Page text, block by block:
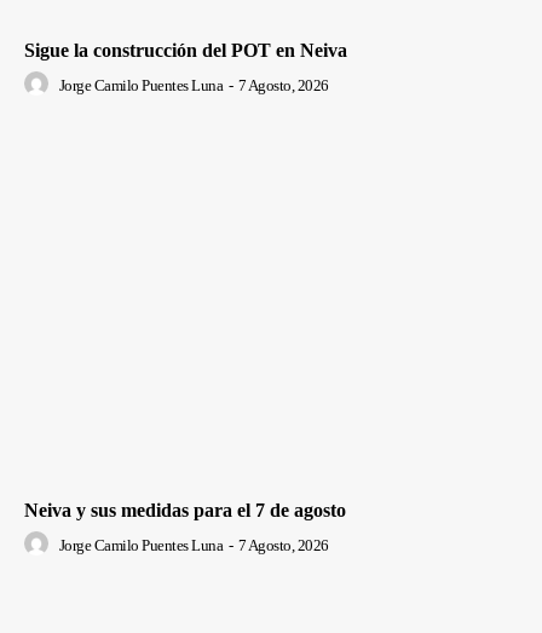
Sigue la construcción del POT en Neiva
Jorge Camilo Puentes Luna - 7 Agosto, 2026
Neiva y sus medidas para el 7 de agosto
Jorge Camilo Puentes Luna - 7 Agosto, 2026